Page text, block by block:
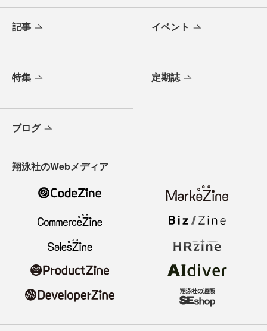
記事 イベント
特集 定期誌
ブログ
翔泳社のWebメディア